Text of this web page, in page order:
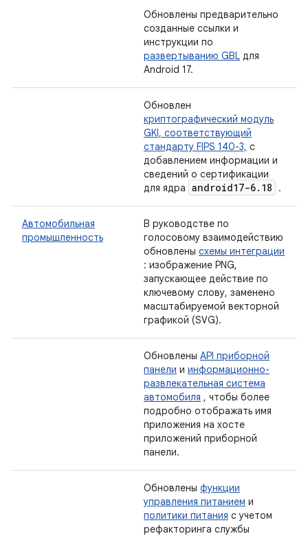
Обновлены предварительно
созданные ссылки и
инструкции по
развертыванию GBL для
Android 17.
Обновлен
криптографический модуль
GKI, соответствующий
стандарту FIPS 140-3, с
добавлением информации и
сведений о сертификации
для ядра android17-6. 18 .
Автомобильная
промышленность
В руководстве по
голосовому взаимодействию
обновлены схемы интеграции
: изображение PNG,
запускающее действие по
ключевому слову, заменено
масштабируемой векторной
графикой (SVG).
Обновлены API приборной
панели и информационно-
развлекательная система
автомобиля , чтобы более
подробно отображать имя
приложения на хосте
приложений приборной
панели.
Обновлены функции
управления питанием и
политики питания с учетом
рефакторинга службы